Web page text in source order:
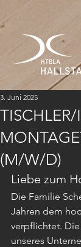
(M/W/D)
3. Juni 2025
Liebe zum
Die Familie
Jahren dem
verpflichtet.
unseres